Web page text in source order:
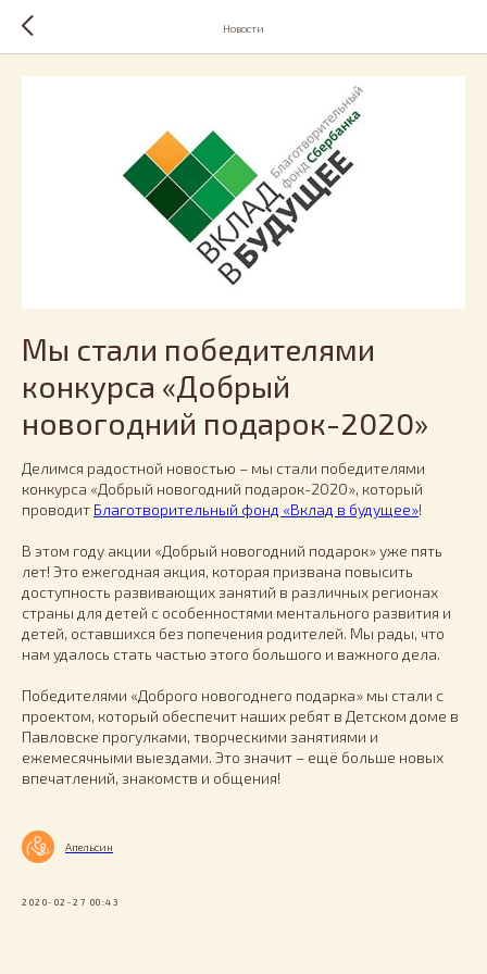
Новости
Мы стали победителями
конкурса «Добрый
новогодний подарок-2020»
Делимся радостной новостью – мы стали победителями
конкурса «Добрый новогодний подарок-2020», который
проводит Благотворительный фонд «Вклад в будущее»!
В этом году акции «Добрый новогодний подарок» уже пять
лет! Это ежегодная акция, которая призвана повысить
доступность развивающих занятий в различных регионах
страны для детей с особенностями ментального развития и
детей, оставшихся без попечения родителей. Мы рады, что
нам удалось стать частью этого большого и важного дела.
Победителями «Доброго новогоднего подарка» мы стали с
проектом, который обеспечит наших ребят в Детском доме в
Павловске прогулками, творческими занятиями и
ежемесячными выездами. Это значит – ещё больше новых
впечатлений, знакомств и общения!
Апельсин
2020-02-27 00:43